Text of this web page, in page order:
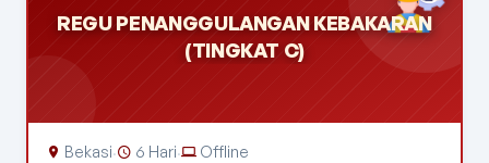
REGU PENANGGULANGAN KEBAKARAN
(TINGKAT C)
Bekasi· 6 Hari· Offline